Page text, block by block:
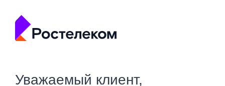
Уважаемый клиент,